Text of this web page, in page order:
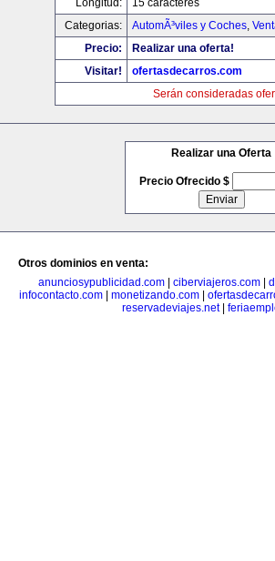
Longitud:
15 caracteres
Categorias:
AutomÃ³viles y Coches,
Precio:
Realizar una oferta!
Visitar!
ofertasdecarros.com
Serán consideradas
Realizar una Oferta
Precio Ofrecido $
Otros dominios en venta:
anunciosypublicidad.com| ciberviajeros.com|
infocontacto.com
monetizando.com
reservadeviajes.net|